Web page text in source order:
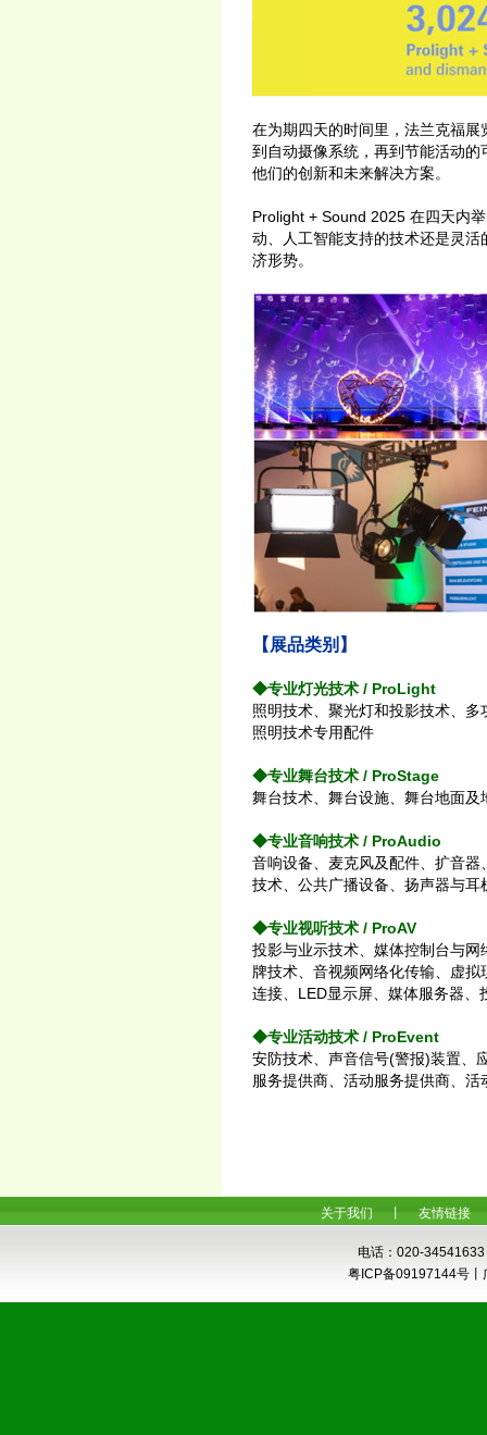
在为期四天的时间里，法兰克福
到自动摄像系统，再到节能活动
他们的创新和未来解决方案。
Prolight + Sound 2025 在四天内
动、人工智能支持的技术还是灵
济形势。
【展品类别】
◆专业灯光技术 / ProLight
照明技术、聚光灯和投影技术、
照明技术专用配件
◆专业舞台技术 / ProStage
舞台技术、舞台设施、舞台地面
◆专业音响技术 / ProAudio
音响设备、麦克风及配件、扩音
技术、公共广播设备、扬声器与
◆专业视听技术 / ProAV
投影与业示技术、媒体控制台与
牌技术、音视频网络化传输、虚
连接、LED显示屏、媒体服务器、
◆专业活动技术 / ProEvent
安防技术、声音信号(警报)装置、
服务提供商、活动服务提供商、
关于我们 友情链接
电话：020-
粤ICP备09197144号